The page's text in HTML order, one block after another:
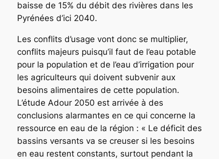
baisse de 15% du débit des rivières dans les
Pyrénées d’ici 2040.
Les conflits d’usage vont donc se multiplier,
conflits majeurs puisqu’il faut de l’eau potable
pour la population et de l’eau d’irrigation pour
les agriculteurs qui doivent subvenir aux
besoins alimentaires de cette population.
L’étude Adour 2050 est arrivée à des
conclusions alarmantes en ce qui concerne la
ressource en eau de la région : « Le déficit des
bassins versants va se creuser si les besoins
en eau restent constants, surtout pendant la